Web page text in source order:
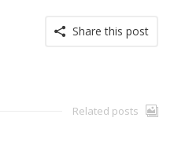
Share this post
Related posts